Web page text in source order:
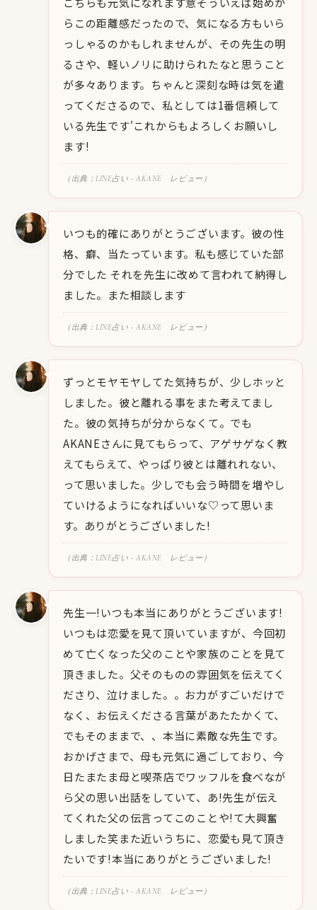
らこの距離感だったので、気になる方もいら
っしゃるのかもしれませんが、その先生の明
るさや、軽いノリに助けられたなと思うこと
が多々あります。ちゃんと深刻な時は気を遣
ってくださるので、私としては1番信頼して
いる先生です'これからもよろしくお願いし
ます!
（出典：LINE占い - AKANE レビュー）
いつも的確にありがとうございます。彼の性
格、癖、当たっています。私も感じていた部
分でした それを先生に改めて言われて納得し
ました。また相談します
（出典：LINE占い - AKANE レビュー）
ずっとモヤモヤしてた気持ちが、少しホッと
しました。彼と離れる事をまた考えてまし
た。彼の気持ちが分からなくて。でも
AKANEさんに見てもらって、アゲサゲなく教
えてもらえて、やっぱり彼とは離れれない、
って思いました。少しでも会う時間を増やし
ていけるようになればいいな♡って思いま
す。ありがとうございました!
（出典：LINE占い - AKANE レビュー）
先生一!いつも本当にありがとうございます!
いつもは恋愛を見て頂いていますが、今回初
めて亡くなった父のことや家族のことを見て
頂きました。父そのものの雰囲気を伝えてく
ださり、泣けました。。お力がすごいだけで
なく、お伝えくださる言葉があたたかくて、
でもそのままで、、本当に素敵な先生です。
おかげさまで、母も元気に過ごしており、今
日たまたま母と喫茶店でワッフルを食べなが
ら父の思い出話をしていて、あ!先生が伝え
てくれた父の伝言ってこのことや!て大興奮
しました笑また近いうちに、恋愛も見て頂き
たいです!本当にありがとうございました!
（出典：LINE占い - AKANE レビュー）